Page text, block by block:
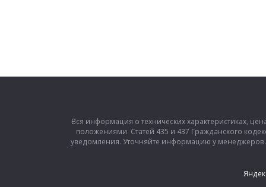
Вся информация о технических характеристиках,
положениями Статей 435 и 437 Гражданского
уведомления. Уточняйте информацию у